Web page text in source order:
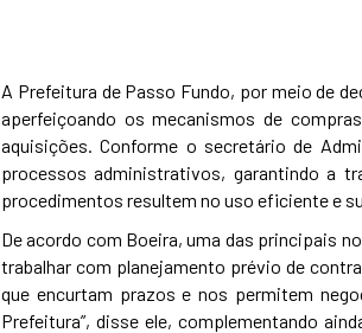
A Prefeitura de Passo Fundo, por meio de
aperfeiçoando os mecanismos de
aquisições. Conforme o secretário de
processos administrativos, garantindo a
procedimentos resultem no uso eficiente e
De acordo com Boeira, uma das principais
trabalhar com planejamento prévio de
que encurtam prazos e nos permitem
Prefeitura”, disse ele, complementando